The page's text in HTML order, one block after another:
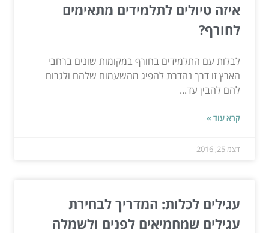
איזה טיולים לתלמידים מתאימים
לחורף?
לבלות עם התלמידים בחורף במקומות שונים ברחבי
הארץ זו דרך נהדרת להפיג מהשעמום שלהם ולגרום
להם להבין עד...
קרא עוד »
דצמ 25, 2016
עגילים לכלות: המדריך לבחירת
עגילים שמחמיאים לפנים ולשמלה